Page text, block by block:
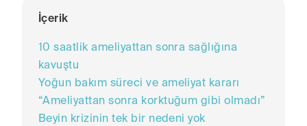
İçerik
10 saatlik ameliyattan sonra sağlığına
kavuştu
Yoğun bakım süreci ve ameliyat kararı
“Ameliyattan sonra korktuğum gibi olmadı”
Beyin krizinin tek bir nedeni yok